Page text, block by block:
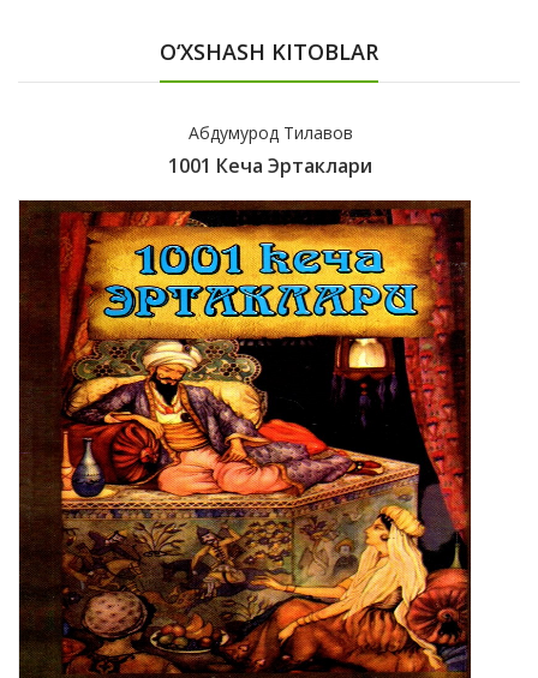
O‘XSHASH KITOBLAR
Абдумурод Тилавов
1001 Кеча Эртаклари